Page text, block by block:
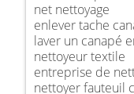
net nettoyage
enlever tache
laver un canapé
nettoyeur textile
entreprise de
nettoyer fauteuil